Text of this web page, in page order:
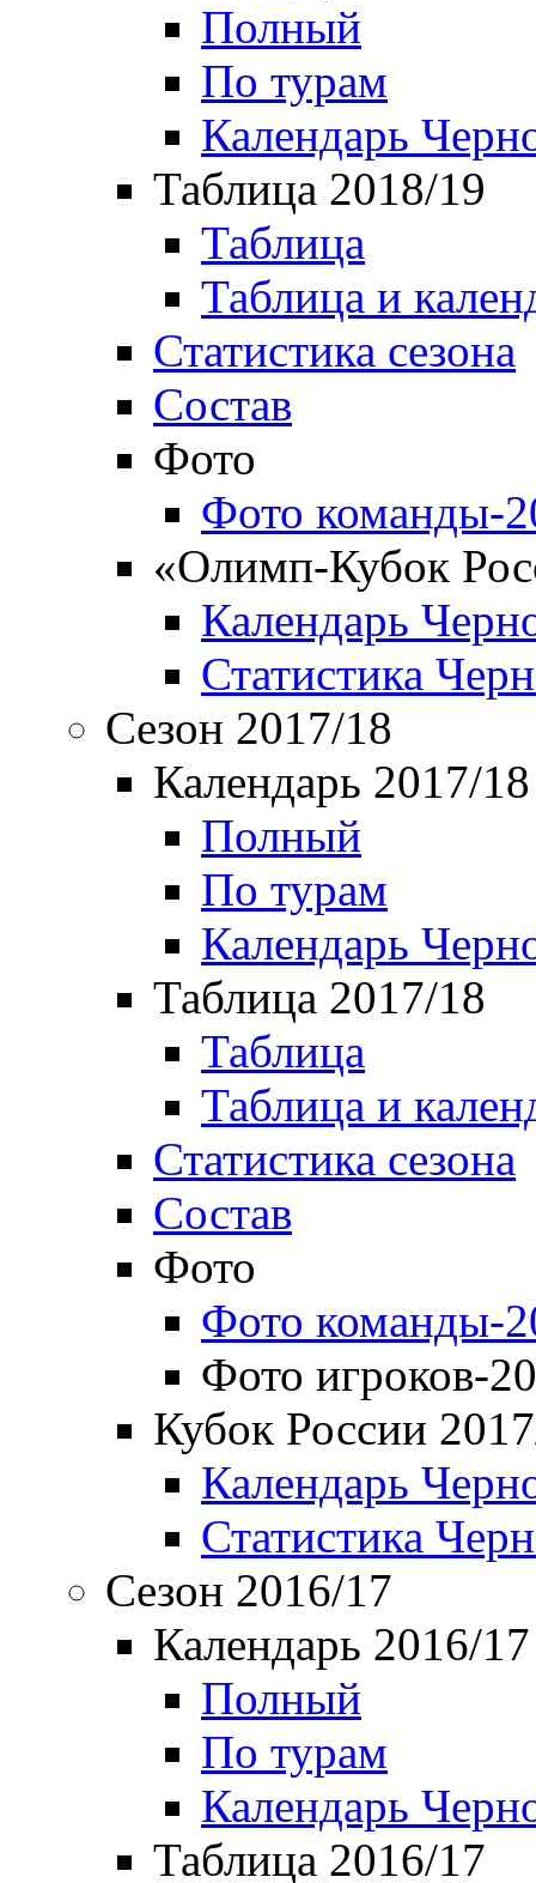
Полный
По турам
Календарь
Таблица 2018/19
Таблица
Таблица и
Статистика сезона
Состав
Фото
Фото команды-
«Олимп-Кубок
Календарь
Статистика
Сезон 2017/18
Календарь 2017/18
Полный
По турам
Календарь
Таблица 2017/18
Таблица
Таблица и
Статистика сезона
Состав
Фото
Фото команды-
Фото игроков-
Кубок России
Календарь
Статистика
Сезон 2016/17
Календарь 2016/17
Полный
По турам
Календарь
Таблица 2016/17